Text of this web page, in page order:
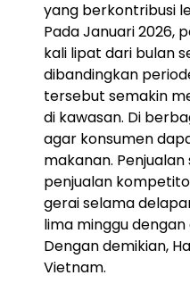
yang berkontribusi
Pada Januari 2026,
kali lipat dari bulan
dibandingkan
tersebut semakin
di kawasan. Di
agar konsumen
makanan.
penjualan
gerai selama
lima minggu
Dengan demikian,
Vietnam.